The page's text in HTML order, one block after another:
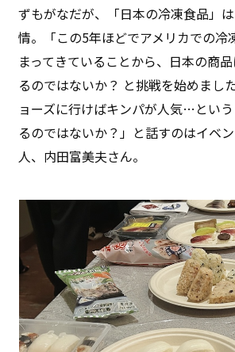
ずもがなだが、「日本の冷凍食品」
情。「この5年ほどでアメリカでの冷
まってきていることから、日本の商
るのではないか？ と挑戦を始めまし
ョーズに行けばキンパが人気…とい
るのではないか？」と話すのはイベ
人、内田富美夫さん。